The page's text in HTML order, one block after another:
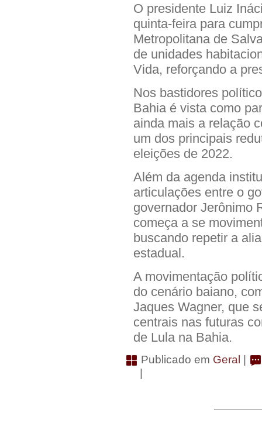
O presidente Luiz
quinta-feira para
Metropolitana de
de unidades
Vida, reforçando a
Nos bastidores
Bahia é vista como
ainda mais a relação
um dos principais
eleições de 2022.
Além da agenda
articulações entre o
governador Jerônimo
começa a se
buscando repetir a
estadual.
A movimentação
do cenário baiano,
Jaques Wagner, que
centrais nas futuras
de Lula na Bahia.
Publicado em Geral |
|